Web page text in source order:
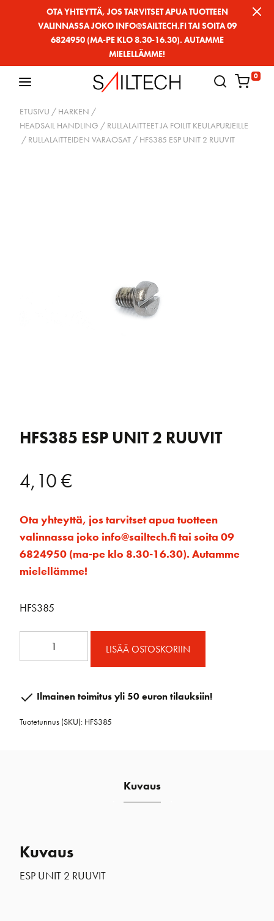
OTA YHTEYTTÄ, JOS TARVITSET APUA TUOTTEEN
VALINNASSA JOKO INFO@SAILTECH.FI TAI SOITA 09
6824950 (MA-PE KLO 8.30-16.30). AUTAMME
MIELELLÄMME!
0
ETUSIVU / HARKEN /
HEADSAIL HANDLING / RULLALAITTEET JA FOILIT KEULAPURJEILLE
/ RULLALAITTEIDEN VARAOSAT / HFS385 ESP UNIT 2 RUUVIT
HFS385 ESP UNIT 2 RUUVIT
4,10€
Ota yhteyttä, jos tarvitset apua tuotteen
valinnassa joko info@sailtech.fi tai soita 09
6824950 (ma-pe klo 8.30-16.30). Autamme
mielellämme!
HFS385
määrä
LISÄÄ OSTOSKORIIN
Ilmainen toimitus yli 50 euron tilauksiin!
Tuotetunnus (SKU): HFS385
Kuvaus
Kuvaus
ESP UNIT 2 RUUVIT